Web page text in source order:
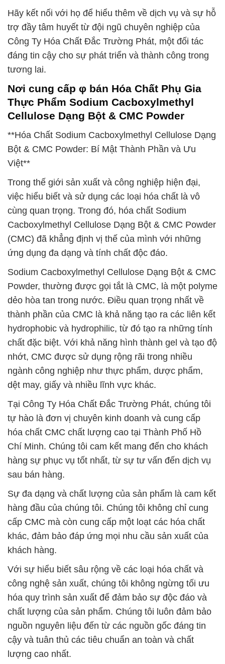
Hãy kết nối với họ để hiểu thêm về dịch vụ và sự hỗ
trợ đầy tâm huyết từ đội ngũ chuyên nghiệp của
Công Ty Hóa Chất Đắc Trường Phát, một đối tác
đáng tin cậy cho sự phát triển và thành công trong
tương lai.
Nơi cung cấp φ bán Hóa Chất Phụ Gia
Thực Phẩm Sodium Cacboxylmethyl
Cellulose Dạng Bột & CMC Powder
**Hóa Chất Sodium Cacboxylmethyl Cellulose Dạng
Bột & CMC Powder: Bí Mật Thành Phần và Ưu
Việt**
Trong thế giới sản xuất và công nghiệp hiện đại,
việc hiểu biết và sử dụng các loại hóa chất là vô
cùng quan trọng. Trong đó, hóa chất Sodium
Cacboxylmethyl Cellulose Dạng Bột & CMC Powder
(CMC) đã khẳng định vị thế của mình với những
ứng dụng đa dạng và tính chất độc đáo.
Sodium Cacboxylmethyl Cellulose Dạng Bột & CMC
Powder, thường được gọi tắt là CMC, là một polyme
dẻo hòa tan trong nước. Điều quan trọng nhất về
thành phần của CMC là khả năng tạo ra các liên kết
hydrophobic và hydrophilic, từ đó tạo ra những tính
chất đặc biệt. Với khả năng hình thành gel và tạo độ
nhớt, CMC được sử dụng rộng rãi trong nhiều
ngành công nghiệp như thực phẩm, dược phẩm,
dệt may, giấy và nhiều lĩnh vực khác.
Tại Công Ty Hóa Chất Đắc Trường Phát, chúng tôi
tự hào là đơn vị chuyên kinh doanh và cung cấp
hóa chất CMC chất lượng cao tại Thành Phố Hồ
Chí Minh. Chúng tôi cam kết mang đến cho khách
hàng sự phục vụ tốt nhất, từ sự tư vấn đến dịch vụ
sau bán hàng.
Sự đa dạng và chất lượng của sản phẩm là cam kết
hàng đầu của chúng tôi. Chúng tôi không chỉ cung
cấp CMC mà còn cung cấp một loạt các hóa chất
khác, đảm bảo đáp ứng mọi nhu cầu sản xuất của
khách hàng.
Với sự hiểu biết sâu rộng về các loại hóa chất và
công nghệ sản xuất, chúng tôi không ngừng tối ưu
hóa quy trình sản xuất để đảm bảo sự độc đáo và
chất lượng của sản phẩm. Chúng tôi luôn đảm bảo
nguồn nguyên liệu đến từ các nguồn gốc đáng tin
cậy và tuân thủ các tiêu chuẩn an toàn và chất
lượng cao nhất.